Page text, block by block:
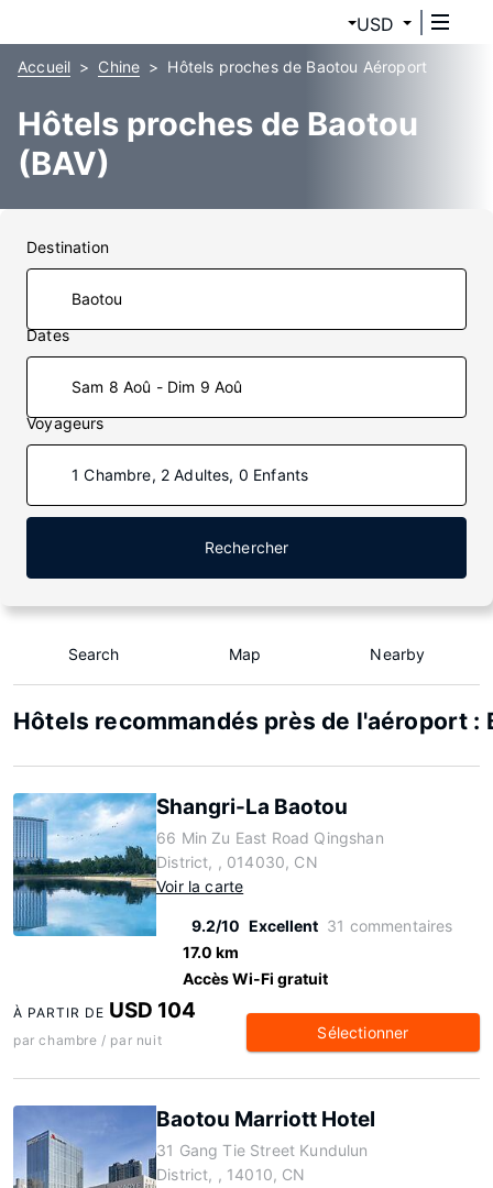
USD
Accueil Chine Hôtels proches de Baotou Aéroport
Hôtels proches de Baotou
(BAV)
Destination
Dates
Sam 8 Aoû - Dim 9 Aoû
Voyageurs
1 Chambre, 2 Adultes, 0 Enfants
Rechercher
Search Map Nearby
Hôtels recommandés près de l'aéroport :
Shangri-La Baotou
66 Min Zu East Road Qingshan
District, , 014030, CN
Voir la carte
9.2/10 Excellent 31 commentaires
17.0 km
Accès Wi-Fi gratuit
À PARTIR DE USD 104
par chambre / par nuit Sélectionner
Baotou Marriott Hotel
31 Gang Tie Street Kundulun
District, , 14010, CN